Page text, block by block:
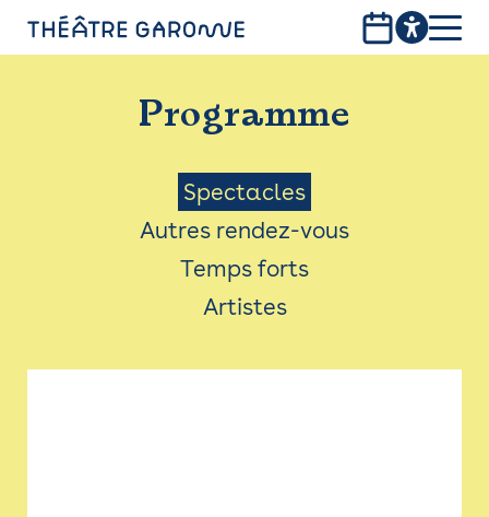
PROGRAMME
INFOS PRATIQUES
AVEC LES PUBLICS
ACCESSIBILITÉ
LES PRODUCTIONS
Programme
Menu
Saison
Spectacles
Autres rendez-vous
Temps forts
Artistes